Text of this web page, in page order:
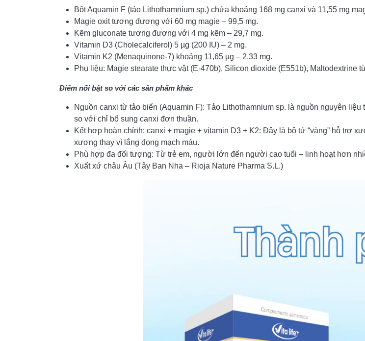
Bột Aquamin F (tảo Lithothamnium sp.) chứa khoảng 168 mg canxi và 11,55 mg
Magie oxit tương đương với 60 mg magie – 99,5 mg.
Kẽm gluconate tương đương với 4 mg kẽm – 29,7 mg.
Vitamin D3 (Cholecalciferol) 5 µg (200 IU) – 2 mg.
Vitamin K2 (Menaquinone-7) khoảng 11,65 µg – 2,33 mg.
Phụ liệu: Magie stearate thực vật (E-470b), Silicon dioxide (E551b), Maltodextrine
Điểm nổi bật so với các sản phẩm khác
Nguồn canxi từ tảo biển (Aquamin F): Tảo Lithothamnium sp. là nguồn nguyên
so với chỉ bổ sung canxi đơn thuần.
Kết hợp hoàn chỉnh: canxi + magie + vitamin D3 + K2: Đây là bộ tứ “vàng” hỗ trợ
xương thay vì lắng đọng mạch máu.
Phù hợp đa đối tượng: Từ trẻ em, người lớn đến người cao tuổi – linh hoạt hơn
Xuất xứ châu Âu (Tây Ban Nha – Rioja Nature Pharma S.L.)